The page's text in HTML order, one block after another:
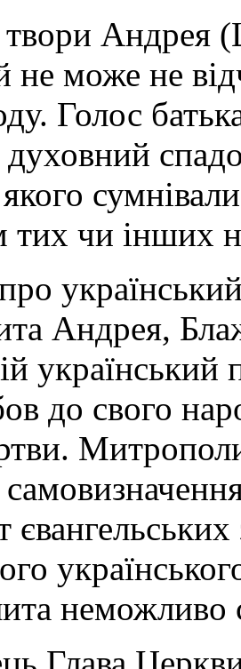
Андрея
може не
Голос
духовний
тих чи інших
Андрея,
український
до свого
неможливо